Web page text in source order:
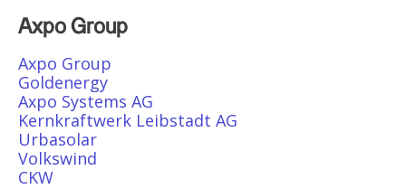
Axpo Group
Axpo Group
Goldenergy
Axpo Systems AG
Kernkraftwerk Leibstadt AG
Urbasolar
Volkswind
CKW